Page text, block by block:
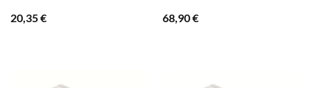
20,35€
68,90€